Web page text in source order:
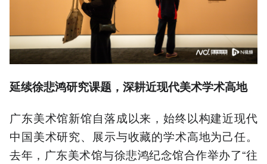
延续徐悲鸿研究课题，深耕近现代美术学术高地
广东美术馆新馆自落成以来，始终以构建近现代
中国美术研究、展示与收藏的学术高地为己任。
去年，广东美术馆与徐悲鸿纪念馆合作举办了“往